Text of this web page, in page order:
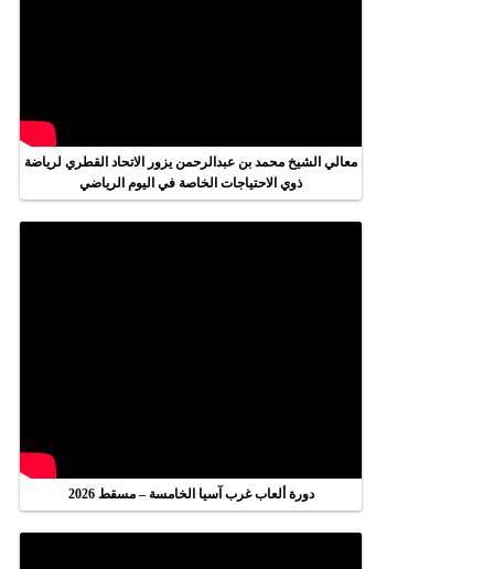
معالي الشيخ محمد بن عبدالرحمن يزور الاتحاد القطري لرياضة
ذوي الاحتياجات الخاصة في اليوم الرياضي
دورة ألعاب غرب آسيا الخامسة – مسقط 2026